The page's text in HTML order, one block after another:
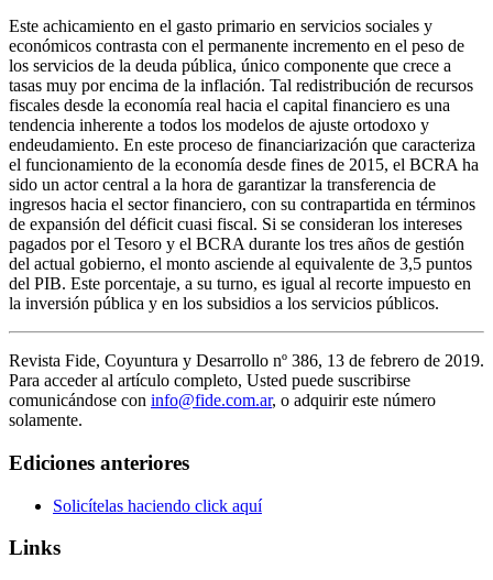
Este achicamiento en el gasto primario en servicios sociales y
económicos contrasta con el permanente incremento en el peso de
los servicios de la deuda pública, único componente que crece a
tasas muy por encima de la inflación. Tal redistribución de recursos
fiscales desde la economía real hacia el capital financiero es una
tendencia inherente a todos los modelos de ajuste ortodoxo y
endeudamiento. En este proceso de financiarización que caracteriza
el funcionamiento de la economía desde fines de 2015, el BCRA ha
sido un actor central a la hora de garantizar la transferencia de
ingresos hacia el sector financiero, con su contrapartida en términos
de expansión del déficit cuasi fiscal. Si se consideran los intereses
pagados por el Tesoro y el BCRA durante los tres años de gestión
del actual gobierno, el monto asciende al equivalente de 3,5 puntos
del PIB. Este porcentaje, a su turno, es igual al recorte impuesto en
la inversión pública y en los subsidios a los servicios públicos.
Revista Fide, Coyuntura y Desarrollo nº 386, 13 de febrero de 2019.
Para acceder al artículo completo, Usted puede suscribirse
comunicándose con info@fide.com.ar, o adquirir este número
solamente.
Ediciones anteriores
Solicítelas haciendo click aquí
Links